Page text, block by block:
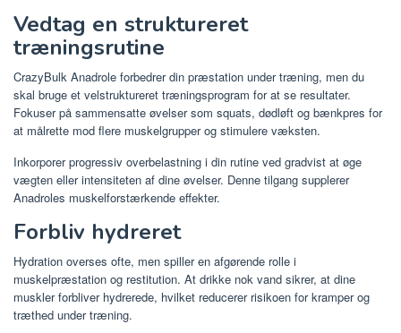
Vedtag en struktureret
træningsrutine
CrazyBulk Anadrole forbedrer din præstation under træning, men du
skal bruge et velstruktureret træningsprogram for at se resultater.
Fokuser på sammensatte øvelser som squats, dødløft og bænkpres for
at målrette mod flere muskelgrupper og stimulere væksten.
Inkorporer progressiv overbelastning i din rutine ved gradvist at øge
vægten eller intensiteten af ​​dine øvelser. Denne tilgang supplerer
Anadroles muskelforstærkende effekter.
Forbliv hydreret
Hydration overses ofte, men spiller en afgørende rolle i
muskelpræstation og restitution. At drikke nok vand sikrer, at dine
muskler forbliver hydrerede, hvilket reducerer risikoen for kramper og
træthed under træning.